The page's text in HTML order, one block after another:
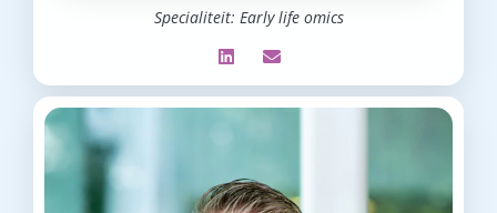
Specialiteit: Early life omics